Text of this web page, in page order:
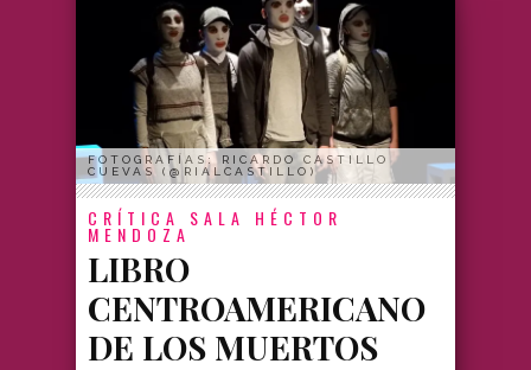
FOTOGRAFÍAS: RICARDO CASTILLO
CUEVAS (@RIALCASTILLO)
CRÍTICA SALA HÉCTOR
MENDOZA
LIBRO
CENTROAMERICANO
DE LOS MUERTOS